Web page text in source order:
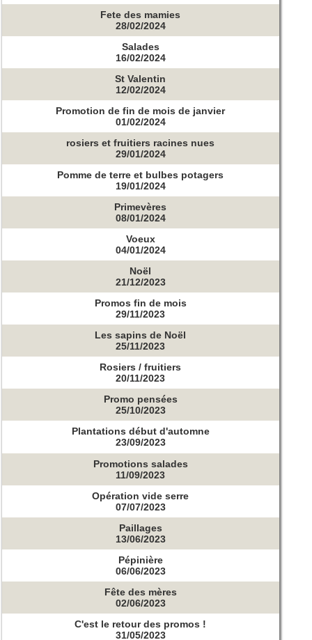
Fete des mamies
28/02/2024
Salades
16/02/2024
St Valentin
12/02/2024
Promotion de fin de mois de janvier
01/02/2024
rosiers et fruitiers racines nues
29/01/2024
Pomme de terre et bulbes potagers
19/01/2024
Primevères
08/01/2024
Voeux
04/01/2024
Noël
21/12/2023
Promos fin de mois
29/11/2023
Les sapins de Noël
25/11/2023
Rosiers / fruitiers
20/11/2023
Promo pensées
25/10/2023
Plantations début d'automne
23/09/2023
Promotions salades
11/09/2023
Opération vide serre
07/07/2023
Paillages
13/06/2023
Pépinière
06/06/2023
Fête des mères
02/06/2023
C'est le retour des promos !
31/05/2023